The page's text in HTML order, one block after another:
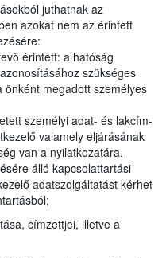
juthatnak az
azokat nem az érintett
érintett: a hatóság
szükséges
megadott személyes
személyi adat- és lakcím-
valamely eljárásának
van a nyilatkozatára,
álló kapcsolattartási
adatszolgáltatást kérhet
címzettjei, illetve a